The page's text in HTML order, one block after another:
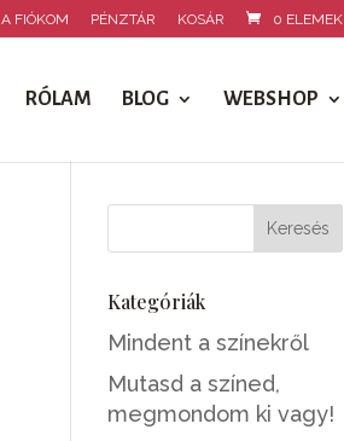
A FIÓKOM PÉNZTÁR KOSÁR 0 ELEMEK
RÓLAM BLOG WEBSHOP
Kategóriák
Mindent a színekről
Mutasd a színed,
megmondom ki vagy!